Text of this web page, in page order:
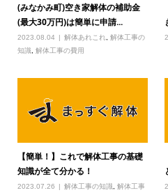
(みなかみ町)空き家解体の補助金
(最大30万円)は簡単に申請...
2023.08.04 解体あれこれ
解体工事の
知識
解体工事の費用
【簡単！】これで解体工事の基礎
知識が全て分かる！
2023.07.26 解体工事の知識
解体工事